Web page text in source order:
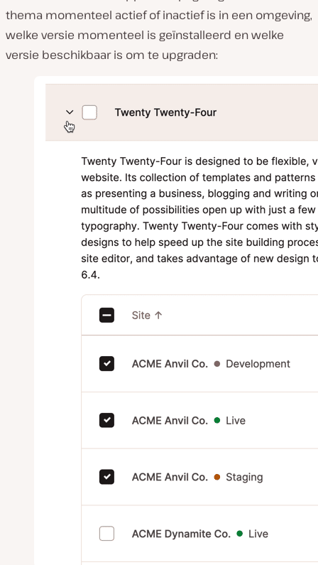
thema momenteel actief of inactief is in een omgeving,
welke versie momenteel is geïnstalleerd en welke
versie beschikbaar is om te upgraden: